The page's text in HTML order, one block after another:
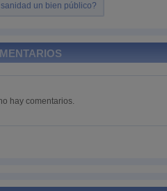
un bien público?
hay comentarios.